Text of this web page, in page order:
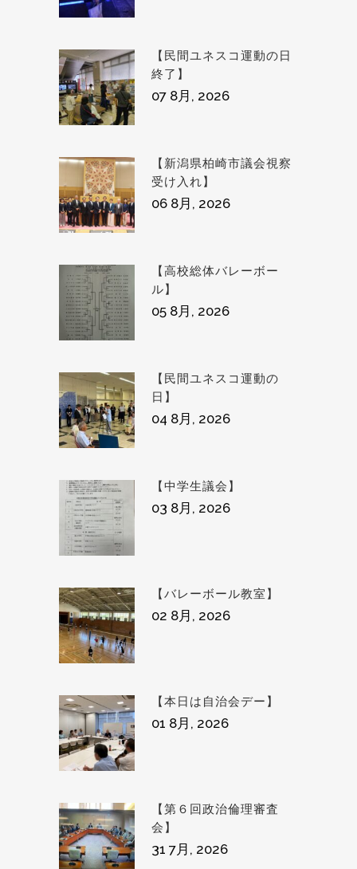
【民間ユネスコ運動の日
終了】
07 8月, 2026
【新潟県柏崎市議会視察
受け入れ】
06 8月, 2026
【高校総体バレーボー
ル】
05 8月, 2026
【民間ユネスコ運動の
日】
04 8月, 2026
【中学生議会】
03 8月, 2026
【バレーボール教室】
02 8月, 2026
【本日は自治会デー】
01 8月, 2026
【第６回政治倫理審査
会】
31 7月, 2026